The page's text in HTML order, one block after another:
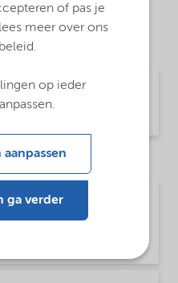
Product Range -
of pas je
meer over ons
op ieder
ga verder